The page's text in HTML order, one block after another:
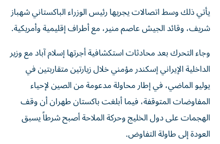
يأتي ذلك وسط اتصالات يجريها رئيس الوزراء الباكستاني شهباز
شريف، وقائد الجيش عاصم منير، مع أطراف إقليمية وأمريكية.
وجاء التحرك بعد محادثات استكشافية أجرتها إسلام آباد مع وزير
الداخلية الإيراني إسكندر مؤمني خلال زيارتين متقاربتين في
يوليو الماضي، في إطار محاولة مدعومة من الصين لإحياء
المفاوضات المتوقفة، فيما أبلغت باكستان طهران أن وقف
الهجمات على دول الخليج وحركة الملاحة أصبح شرطاً يسبق
العودة إلى طاولة التفاوض.